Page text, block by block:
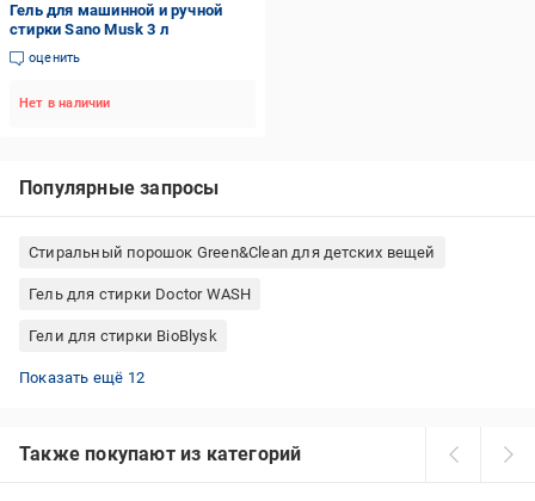
Гель для машинной и ручной
стирки Sano Musk 3 л
оценить
Нет в наличии
Популярные запросы
Стиральный порошок Green&Clean для детских вещей
Гель для стирки Doctor WASH
Гели для стирки BioBlysk
Стиральный порошок Ariel для цветного белья
Гель для стирки Felce Azzurra
Gallus гель для стирки
Капсулы для стирки без фосфатов
Dr. Beckmann салфетки для стирки
Стиральный порошок Bio-D для детских вещей
Гель для стирки Ariel
Капсулы для стирки WASCHKONIG
Кислородные порошки для цветных вещей
Гель для стирки Frosch
Гель для стирки DAVA DAS BALANCE
Стиральный порошок Denkmit для белого белья
Показать ещё 12
Также покупают из категорий